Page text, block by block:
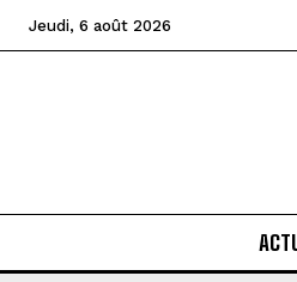
Jeudi, 6 août 2026